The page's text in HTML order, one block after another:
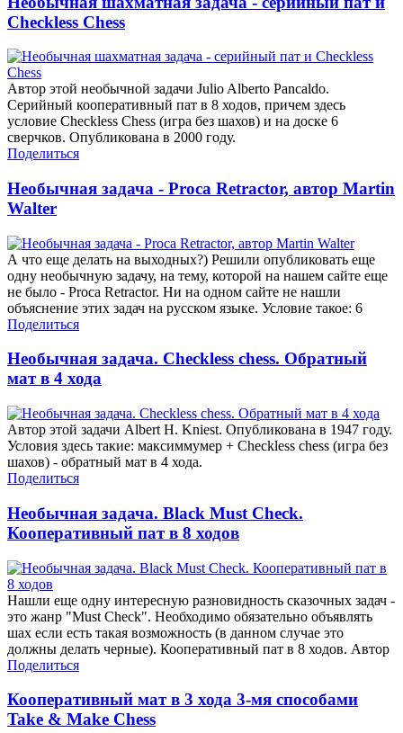
Checkless Chess
Автор этой необычной задачи Julio Alberto Pancaldo.
Серийный кооперативный пат в 8 ходов, причем здесь
условие Checkless Chess (игра без шахов) и на доске 6
сверчков. Опубликована в 2000 году.
Поделиться
Необычная задача - Proca Retractor, автор Martin
Walter
А что еще делать на выходных?) Решили опубликовать еще
одну необычную задачу, на тему, которой на нашем сайте еще
не было - Proca Retractor. Ни на одном сайте не нашли
объяснение этих задач на русском языке. Условие такое: 6
Поделиться
Необычная задача. Checkless chess. Обратный
мат в 4 хода
Автор этой задачи Albert H. Kniest. Опубликована в 1947 году.
Условия здесь такие: максиммумер + Checkless chess (игра без
шахов) - обратный мат в 4 хода.
Поделиться
Необычная задача. Black Must Check.
Кооперативный пат в 8 ходов
Нашли еще одну интересную разновидность сказочных задач -
это жанр "Must Check". Необходимо обязательно объявлять
шах если есть такая возможность (в данном случае это
должны делать черные). Кооперативный пат в 8 ходов. Автор
Поделиться
Кооперативный мат в 3 хода 3-мя способами
Take & Make Chess